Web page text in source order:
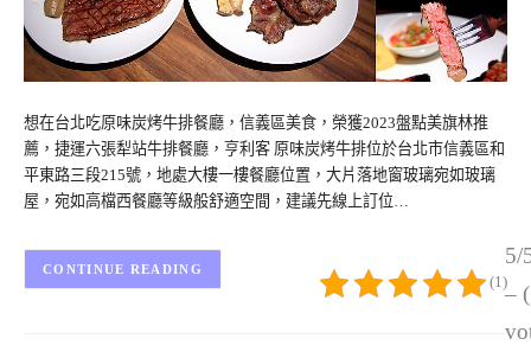
想在台北吃原味炭烤牛排餐廳，信義區美食，榮獲2023盤點美旗林推
薦，捷運六張犁站牛排餐廳，亨利客 原味炭烤牛排位於台北市信義區和
平東路三段215號，地處大樓一樓餐廳位置，大片落地窗玻璃宛如玻璃
屋，宛如高檔西餐廳等級般舒適空間，建議先線上訂位…
5/
–
(1)
CONTINUE READING